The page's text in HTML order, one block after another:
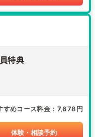
特典
すめコース料金 7,678円
体験・相談予約